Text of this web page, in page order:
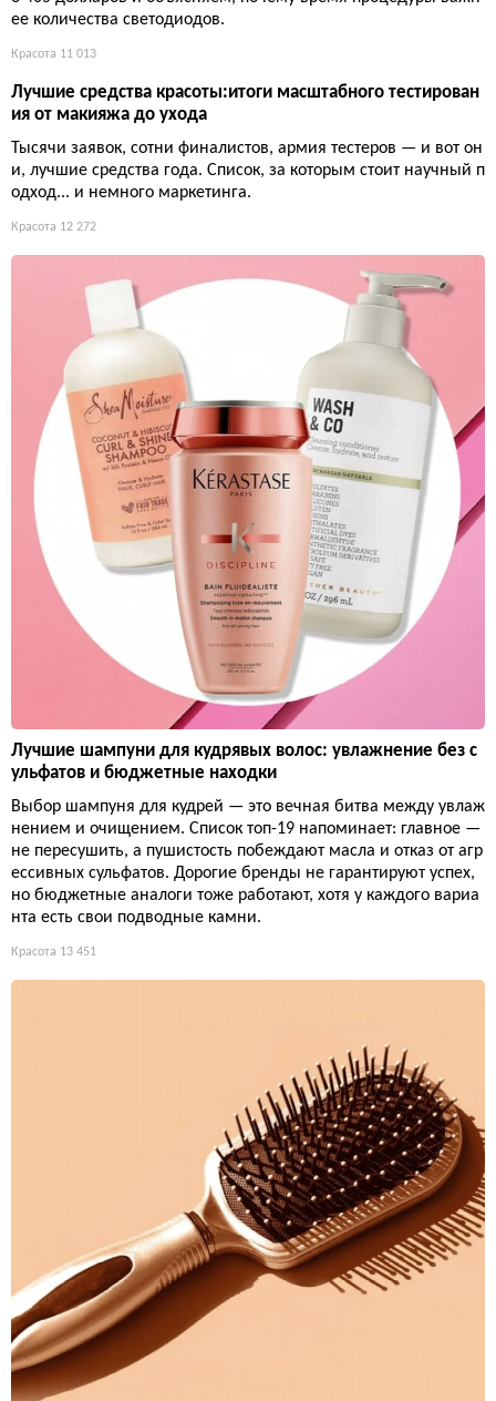
ее количества светодиодов.
Красота 11 013
Лучшие средства красоты:итоги масштабного тестирован
ия от макияжа до ухода
Тысячи заявок, сотни финалистов, армия тестеров — и вот он
и, лучшие средства года. Список, за которым стоит научный п
одход... и немного маркетинга.
Красота 12 272
Лучшие шампуни для кудрявых волос: увлажнение без с
ульфатов и бюджетные находки
Выбор шампуня для кудрей — это вечная битва между увлаж
нением и очищением. Список топ-19 напоминает: главное —
не пересушить, а пушистость побеждают масла и отказ от агр
ессивных сульфатов. Дорогие бренды не гарантируют успех,
но бюджетные аналоги тоже работают, хотя у каждого вариа
нта есть свои подводные камни.
Красота 13 451